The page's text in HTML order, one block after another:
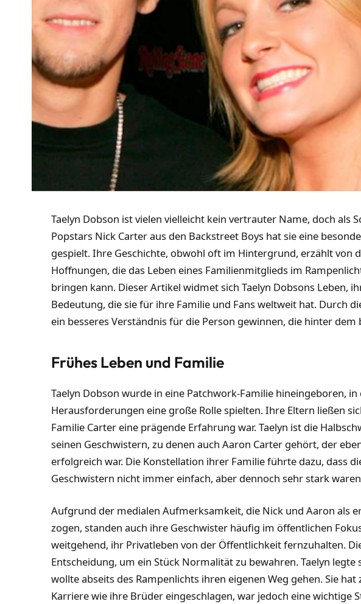
Taelyn Dobson ist vielen vielleicht kein vertrauter Name, doch als
Popstars Nick Carter aus den Backstreet Boys hat sie eine
gespielt. Ihre Geschichte, obwohl oft im Hintergrund, erzählt von
Hoffnungen, die das Leben eines Familienmitglieds im
bringen kann. Dieser Artikel widmet sich Taelyn Dobsons Leben,
Bedeutung, die sie für ihre Familie und Fans weltweit hat. Durch
ein besseres Verständnis für die Person gewinnen, die hinter
Frühes Leben und Familie
Taelyn Dobson wurde in eine Patchwork-Familie hineingeboren,
Herausforderungen eine große Rolle spielten. Ihre Eltern ließen
Familie Carter eine prägende Erfahrung war. Taelyn ist die
seinen Geschwistern, zu denen auch Aaron Carter gehört, der
erfolgreich war. Die Konstellation ihrer Familie führte dazu, dass
Geschwistern nicht immer einfach, aber dennoch sehr stark
Aufgrund der medialen Aufmerksamkeit, die Nick und Aaron als
zogen, standen auch ihre Geschwister häufig im öffentlichen
weitgehend, ihr Privatleben von der Öffentlichkeit fernzuhalten.
Entscheidung, um ein Stück Normalität zu bewahren. Taelyn
wollte abseits des Rampenlichts ihren eigenen Weg gehen. Sie
Karriere wie ihre Brüder eingeschlagen, war jedoch eine wichtige